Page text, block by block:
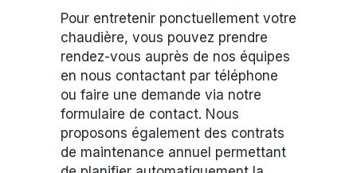
Pour entretenir ponctuellement votre
chaudière, vous pouvez prendre
rendez-vous auprès de nos équipes
en nous contactant par téléphone
ou faire une demande via notre
formulaire de contact. Nous
proposons également des contrats
de maintenance annuel permettant